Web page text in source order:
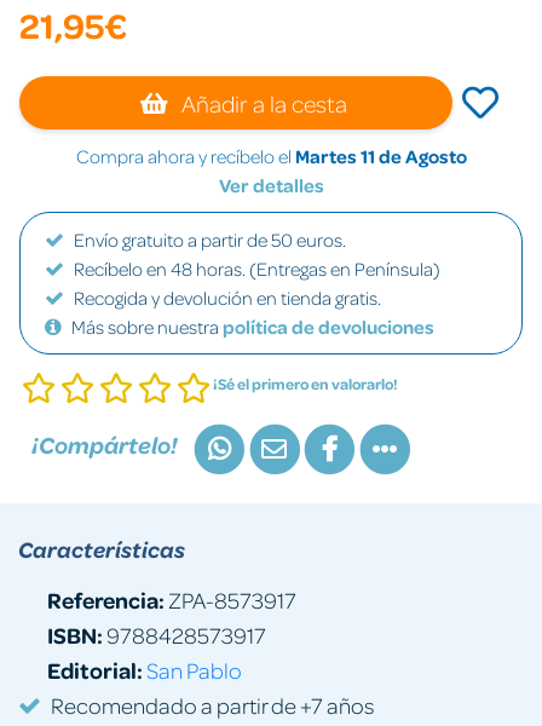
21,95€
Añadir a la cesta
Compra ahora y recíbelo el Martes 11 de Agosto
Ver detalles
Envío gratuito a partir de 50 euros.
Recíbelo en 48 horas. (Entregas en Península)
Recogida y devolución en tienda gratis.
Más sobre nuestra política de devoluciones
¡Sé el primero en valorarlo!
¡Compártelo!
Características
Referencia: ZPA-8573917
ISBN:9788428573917
Editorial:San Pablo
Recomendado a partir de +7 años